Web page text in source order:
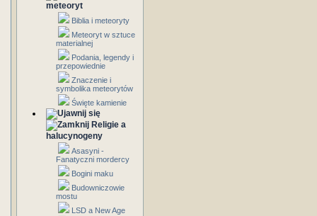
meteoryt
Biblia i meteoryty
Meteoryt w sztuce
materialnej
Podania, legendy i
przepowiednie
Znaczenie i
symbolika meteorytów
Święte kamienie
Religie a
halucynogeny
Asasyni -
Fanatyczni mordercy
Bogini maku
Budowniczowie
mostu
LSD a New Age